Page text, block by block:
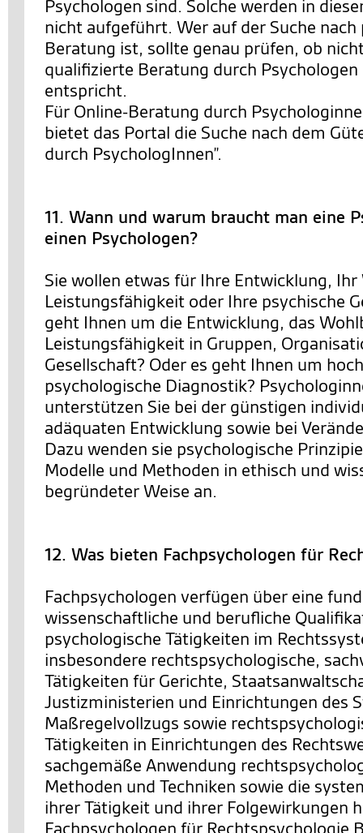
Psychologen sind. Solche werden in
nicht aufgeführt. Wer auf der Suche
Beratung ist, sollte genau prüfen, ob
qualifizierte Beratung durch
entspricht.
Für Online-Beratung durch
bietet das Portal die Suche nach dem
durch PsychologInnen”.
11. Wann und warum braucht man eine
einen Psychologen?
Sie wollen etwas für Ihre Entwicklung,
Leistungsfähigkeit oder Ihre psychische
geht Ihnen um die Entwicklung, das
Leistungsfähigkeit in Gruppen,
Gesellschaft? Oder es geht Ihnen um
psychologische Diagnostik?
unterstützen Sie bei der günstigen
adäquaten Entwicklung sowie bei
Dazu wenden sie psychologische
Modelle und Methoden in ethisch und
begründeter Weise an.
12. Was bieten Fachpsychologen für
Fachpsychologen verfügen über eine
wissenschaftliche und berufliche
psychologische Tätigkeiten im
insbesondere rechtspsychologische,
Tätigkeiten für Gerichte,
Justizministerien und Einrichtungen des
Maßregelvollzugs sowie
Tätigkeiten in Einrichtungen des
sachgemäße Anwendung
Methoden und Techniken sowie die
ihrer Tätigkeit und ihrer Folgewirkungen
Fachpsychologen für Rechtspsychologie